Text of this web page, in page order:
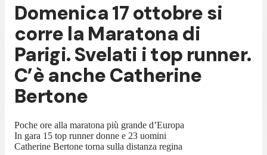
Domenica 17 ottobre si
corre la Maratona di
Parigi. Svelati i top runner.
C’è anche Catherine
Bertone
Poche ore alla maratona più grande d’Europa
In gara 15 top runner donne e 23 uomini
Catherine Bertone torna sulla distanza regina